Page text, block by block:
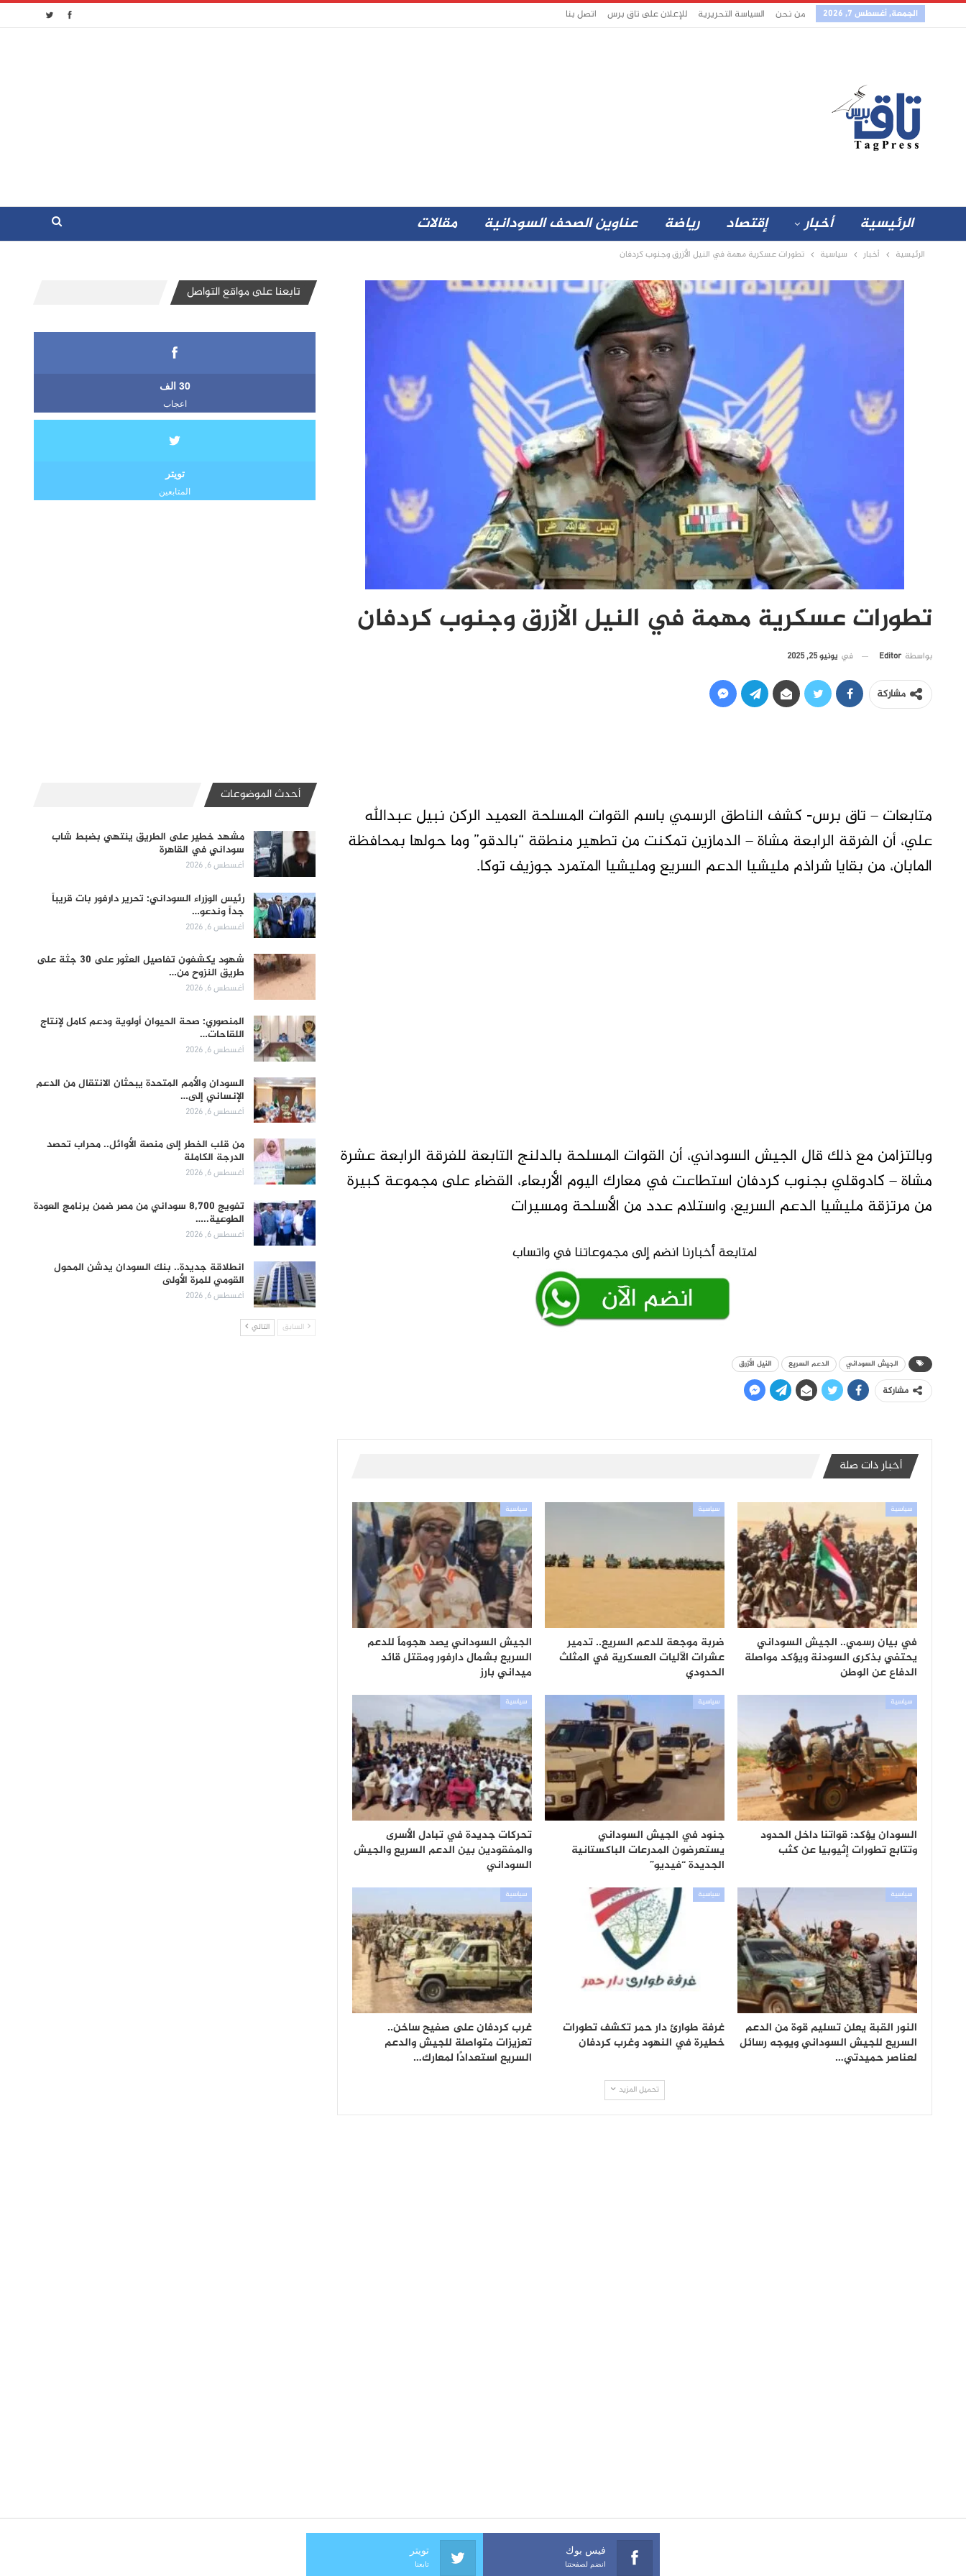
الجمعة, أغسطس 7, 2026 من نحن السياسة التحريرية للإعلان على تاق برس اتصل بنا
الرئيسية أخبار إقتصاد رياضة عناوين الصحف السودانية مقالات
الرئيسية أخبار سياسية تطورات عسكرية مهمة في النيل الأزرق وجنوب كردفان
تطورات عسكرية مهمة في النيل الأزرق وجنوب كردفان
بواسطة Editor في يونيو 25, 2025
مشاركة
متابعات – تاق برس- كشف الناطق الرسمي باسم القوات المسلحة العميد الركن نبيل عبدالله
علي، أن الفرقة الرابعة مشاة – الدمازين تمكنت من تطهير منطقة “بالدقو” وما حولها بمحافظة
المابان، من بقايا شراذم مليشيا الدعم السريع ومليشيا المتمرد جوزيف توكا.
وبالتزامن مع ذلك قال الجيش السوداني، أن القوات المسلحة بالدلنج التابعة للفرقة الرابعة عشرة
مشاة – كادوقلي بجنوب كردفان استطاعت في معارك اليوم الأربعاء، القضاء على مجموعة كبيرة
من مرتزقة مليشيا الدعم السريع، واستلام عدد من الأسلحة ومسيرات
الجيش السوداني الدعم السريع النيل الأزرق
مشاركة
أخبار ذات صلة
سياسية
في بيان رسمي.. الجيش السوداني
يحتفي بذكرى السودنة ويؤكد مواصلة
الدفاع عن الوطن
سياسية
ضربة موجعة للدعم السريع.. تدمير
عشرات الآليات العسكرية في المثلث
الحدودي
سياسية
الجيش السوداني يصد هجوماً للدعم
السريع بشمال دارفور ومقتل قائد
ميداني بارز
سياسية
السودان يؤكد: قواتنا داخل الحدود
وتتابع تطورات إثيوبيا عن كثب
سياسية
جنود في الجيش السوداني
يستعرضون المدرعات الباكستانية
الجديدة “فيديو”
سياسية
تحركات جديدة في تبادل الأسرى
والمفقودين بين الدعم السريع والجيش
السوداني
سياسية
النور القبة يعلن تسليم قوة من الدعم
السريع للجيش السوداني ويوجه رسائل
لعناصر حميدتي…
سياسية
غرفة طوارئ دار حمر تكشف تطورات
خطيرة في النهود وغرب كردفان
سياسية
غرب كردفان على صفيح ساخن..
تعزيزات متواصلة للجيش والدعم
السريع استعدادًا لمعارك…
تحميل المزيد
تابعنا على مواقع التواصل
30 الف
اعجاب
تويتر
المتابعين
أحدث الموضوعات
مشهد خطير على الطريق ينتهي بضبط شاب
سوداني في القاهرة
أغسطس 6, 2026
رئيس الوزراء السوداني: تحرير دارفور بات قريباً
جداً وندعو…
أغسطس 6, 2026
شهود يكشفون تفاصيل العثور على 30 جثة على
طريق النزوح من…
أغسطس 6, 2026
المنصوري: صحة الحيوان أولوية ودعم كامل لإنتاج
اللقاحات…
أغسطس 6, 2026
السودان والأمم المتحدة يبحثان الانتقال من الدعم
الإنساني إلى…
أغسطس 6, 2026
من قلب الخطر إلى منصة الأوائل.. محراب تحصد
الدرجة الكاملة
أغسطس 6, 2026
تفويج 8,700 سوداني من مصر ضمن برنامج العودة
الطوعية..…
أغسطس 6, 2026
انطلاقة جديدة.. بنك السودان يدشن المحول
القومي للمرة الأولى
أغسطس 6, 2026
السابق التالي
فيس بوك
انضم لصفحتنا
تويتر
تابعنا